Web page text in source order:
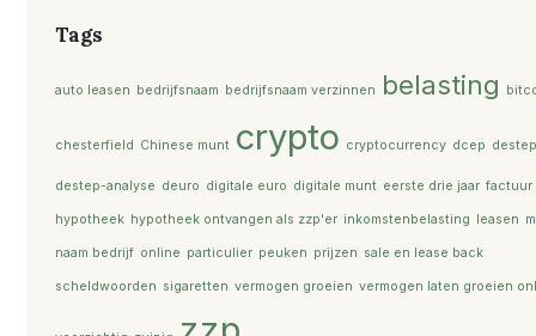
Tags
auto leasen bedrijfsnaam bedrijfsnaam verzinnen belasting
chesterfield Chinese munt crypto cryptocurrency dcep destep
destep-analyse deuro digitale euro digitale munt eerste drie jaar factuur
hypotheek hypotheek ontvangen als zzp'er inkomstenbelasting leasen
naam bedrijf online particulier peuken prijzen sale en lease back
scheldwoorden sigaretten vermogen groeien vermogen laten groeien